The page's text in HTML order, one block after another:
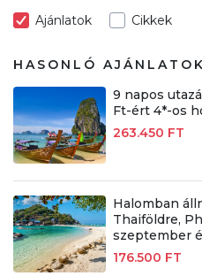
Ajánlatok Cikkek
HASONLÓ AJÁNLATOK
9 napos
Ft-ért 4*-os
263.450 FT
Halomban
Thaiföldre,
szeptember
176.500 FT